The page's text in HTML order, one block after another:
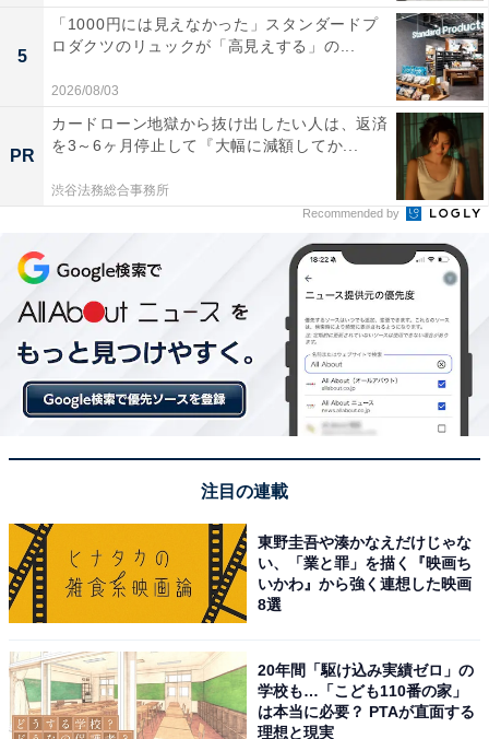
5
「1000円には見えなかった」スタンダードプ
ロダクツのリュックが「高見えする」の...
2026/08/03
PR
カードローン地獄から抜け出したい人は、返済
を3～6ヶ月停止して『大幅に減額してか...
渋谷法務総合事務所
Recommended by
注目の連載
東野圭吾や湊かなえだけじゃな
い、「業と罪」を描く『映画ち
いかわ』から強く連想した映画
8選
20年間「駆け込み実績ゼロ」の
学校も…「こども110番の家」
は本当に必要？ PTAが直面する
理想と現実